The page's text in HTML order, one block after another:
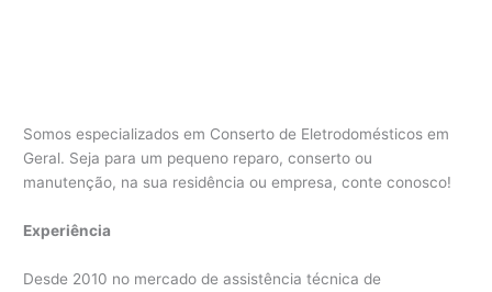
Somos especializados em Conserto de Eletrodomésticos em
Geral. Seja para um pequeno reparo, conserto ou
manutenção, na sua residência ou empresa, conte conosco!
Experiência
Desde 2010 no mercado de assistência técnica de